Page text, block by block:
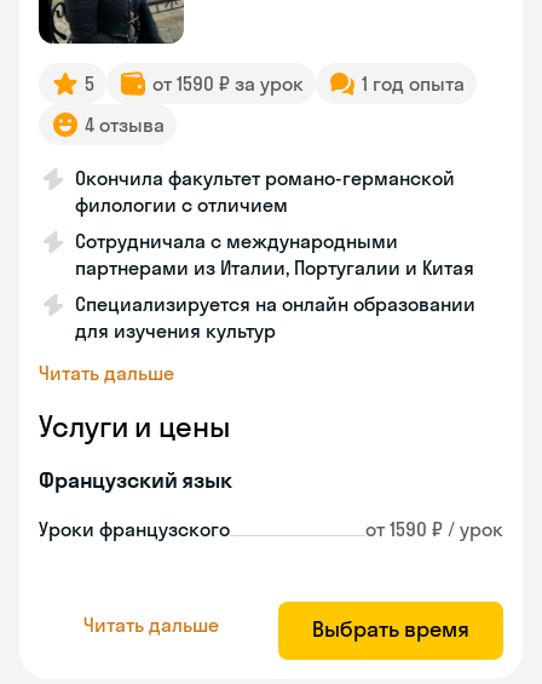
5 от 1590 ₽ за урок
1 год опыта
4 отзыва
Окончила факультет романо-германской
филологии с отличием
Сотрудничала с международными
партнерами из Италии, Португалии и Китая
Специализируется на онлайн образовании
для изучения культур
Читать дальше
Услуги и цены
Французский язык
Уроки французского от 1590 ₽ / урок
Читать дальше Выбрать время